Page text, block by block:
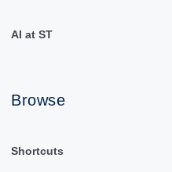
AI at ST
Browse
Shortcuts